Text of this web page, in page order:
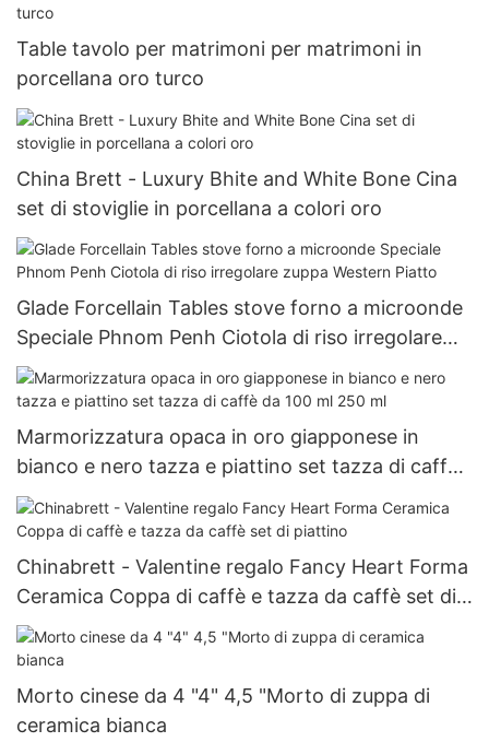
Table tavolo per matrimoni per matrimoni in
porcellana oro turco
China Brett - Luxury Bhite and White Bone Cina
set di stoviglie in porcellana a colori oro
Glade Forcellain Tables stove forno a microonde
Speciale Phnom Penh Ciotola di riso irregolare
zuppa Western Piatto
Marmorizzatura opaca in oro giapponese in
bianco e nero tazza e piattino set tazza di caffè
da 100 ml 250 ml
Chinabrett - Valentine regalo Fancy Heart Forma
Ceramica Coppa di caffè e tazza da caffè set di
piattino
Morto cinese da 4 "4" 4,5 "Morto di zuppa di
ceramica bianca